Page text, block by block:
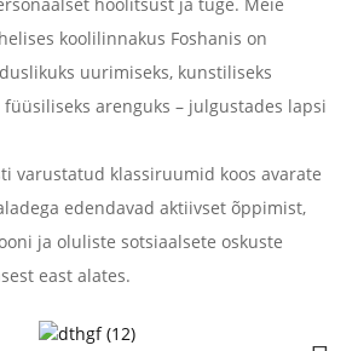
hoolitsust ja tuge. Meie
koolilinnakus Foshanis on
uurimiseks, kunstiliseks
arenguks – julgustades lapsi
varustatud klassiruumid koos avarate
edendavad aktiivset õppimist,
ja oluliste sotsiaalsete oskuste
east alates.